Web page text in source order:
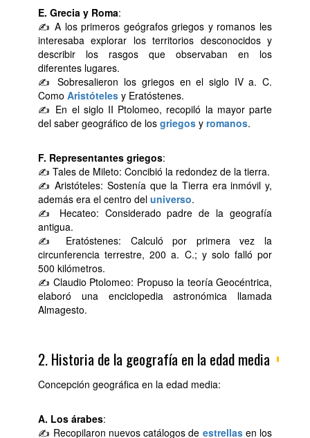
E. Grecia y Roma:
✍ A los primeros geógrafos griegos y romanos les
interesaba explorar los territorios desconocidos y
describir los rasgos que observaban en los
diferentes lugares.
✍ Sobresalieron los griegos en el siglo IV a. C.
Como Aristóteles y Eratóstenes.
✍ En el siglo II Ptolomeo, recopiló la mayor parte
del saber geográfico de los griegos y romanos.
F. Representantes griegos:
✍ Tales de Mileto: Concibió la redondez de la tierra.
✍ Aristóteles: Sostenía que la Tierra era inmóvil y,
además era el centro del universo.
✍ Hecateo: Considerado padre de la geografía
antigua.
✍ Eratóstenes: Calculó por primera vez la
circunferencia terrestre, 200 a. C.; y solo falló por
500 kilómetros.
✍ Claudio Ptolomeo: Propuso la teoría Geocéntrica,
elaboró una enciclopedia astronómica llamada
Almagesto.
2. Historia de la geografía en la edad media
Concepción geográfica en la edad media:
A. Los árabes:
✍ Recopilaron nuevos catálogos de estrellasen los